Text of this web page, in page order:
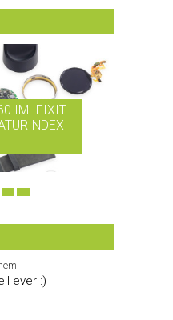
IM IFIXIT
ever :)